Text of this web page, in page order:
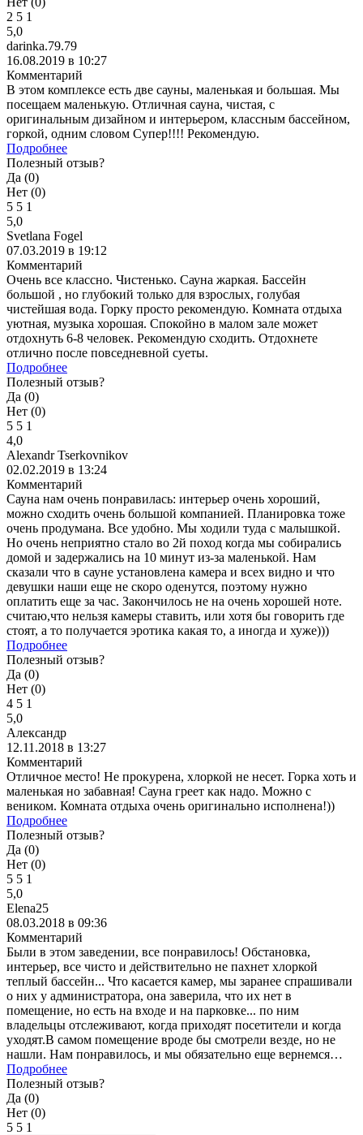
2 5 1
5,0
darinka.79.79
16.08.2019 в 10:27
Комментарий
В этом комплексе есть две сауны, маленькая и большая. Мы
посещаем маленькую. Отличная сауна, чистая, с
оригинальным дизайном и интерьером, классным бассейном,
горкой, одним словом Супер!!!! Рекомендую.
Подробнее
Полезный отзыв?
Да (0)
Нет (0)
5 5 1
5,0
Svetlana Fogel
07.03.2019 в 19:12
Комментарий
Очень все классно. Чистенько. Сауна жаркая. Бассейн
большой , но глубокий только для взрослых, голубая
чистейшая вода. Горку просто рекомендую. Комната отдыха
уютная, музыка хорошая. Спокойно в малом зале может
отдохнуть 6-8 человек. Рекомендую сходить. Отдохнете
отлично после повседневной суеты.
Подробнее
Полезный отзыв?
Да (0)
Нет (0)
5 5 1
4,0
Alexandr Tserkovnikov
02.02.2019 в 13:24
Комментарий
Сауна нам очень понравилась: интерьер очень хороший,
можно сходить очень большой компанией. Планировка тоже
очень продумана. Все удобно. Мы ходили туда с малышкой.
Но очень неприятно стало во 2й поход когда мы собирались
домой и задержались на 10 минут из-за маленькой. Нам
сказали что в сауне установлена камера и всех видно и что
девушки наши еще не скоро оденутся, поэтому нужно
оплатить еще за час. Закончилось не на очень хорошей ноте.
считаю,что нельзя камеры ставить, или хотя бы говорить где
стоят, а то получается эротика какая то, а иногда и хуже)))
Подробнее
Полезный отзыв?
Да (0)
Нет (0)
4 5 1
5,0
Александр
12.11.2018 в 13:27
Комментарий
Отличное место! Не прокурена, хлоркой не несет. Горка хоть и
маленькая но забавная! Сауна греет как надо. Можно с
веником. Комната отдыха очень оригинально исполнена!))
Подробнее
Полезный отзыв?
Да (0)
Нет (0)
5 5 1
5,0
Elena25
08.03.2018 в 09:36
Комментарий
Были в этом заведении, все понравилось! Обстановка,
интерьер, все чисто и действительно не пахнет хлоркой
теплый бассейн... Что касается камер, мы заранее спрашивали
о них у администратора, она заверила, что их нет в
помещение, но есть на входе и на парковке... по ним
владельцы отслеживают, когда приходят посетители и когда
уходят.В самом помещение вроде бы смотрели везде, но не
нашли. Нам понравилось, и мы обязательно еще вернемся…
Подробнее
Полезный отзыв?
Да (0)
Нет (0)
5 5 1